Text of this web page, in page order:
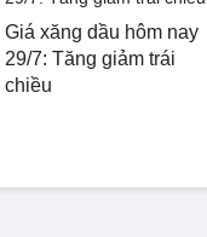
Giá xăng dầu hôm nay
29/7: Tăng giảm trái
chiều